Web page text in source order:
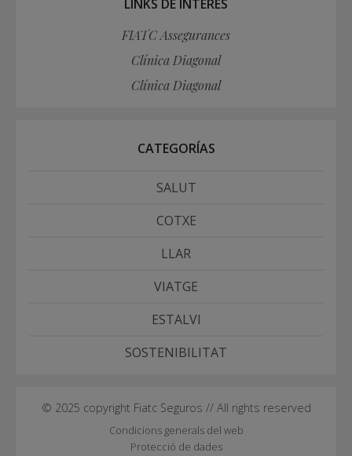
LINKS DE INTERÉS
FIATC Assegurances
Clínica Diagonal
Clínica Diagonal
CATEGORÍAS
SALUT
COTXE
LLAR
VIATGE
ESTALVI
SOSTENIBILITAT
© 2025 copyright Fiatc Seguros // All rights reserved
Condicions generals del web
Protecció de dades